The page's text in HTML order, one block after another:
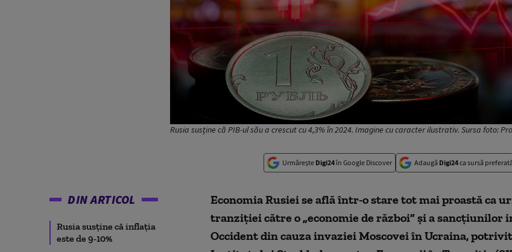
Rusia susține că PIB-ul său a crescut cu 4,3% în 2024. Imagine cu caracter ilustrativ. Sursa foto:
Urmărește Digi24în Google Discover Adaugă Digi24ca sursă
DIN ARTICOL
Rusia susține că inflația
este de 9-10%
Economia Rusiei se află într-o stare tot mai proastă ca
tranziției către o „economie de război” și a sancțiunilor
Occident din cauza invaziei Moscovei în Ucraina,